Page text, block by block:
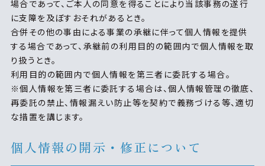
場合であって、ご本人の同意を得ることにより当該事務の遂行
に支障を及ぼすおそれがあるとき。
合併その他の事由による事業の承継に伴って個人情報を提供
する場合であって、承継前の利用目的の範囲内で個人情報を取
り扱うとき。
利用目的の範囲内で個人情報を第三者に委託する場合。
※個人情報を第三者に委託する場合は、個人情報管理の徹底、
再委託の禁止、情報漏えい防止等を契約で義務づける等、適切
な措置を講じます。
個人情報の開示・修正について